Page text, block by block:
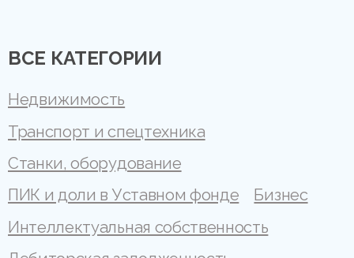
ВСЕ КАТЕГОРИИ
Недвижимость
Транспорт и спецтехника
Станки, оборудование
ПИК и доли в Уставном фонде
Бизнес
Интеллектуальная собственность